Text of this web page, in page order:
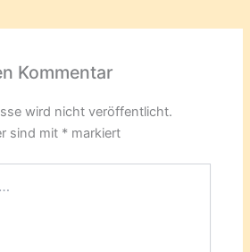
Kommentar
wird nicht veröffentlicht.
sind mit * markiert